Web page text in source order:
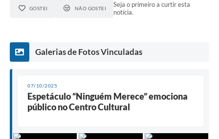
GOSTEI NÃO GOSTEI
Seja o primeiro a curtir esta
notícia.
Galerias de Fotos Vinculadas
07/10/2025
Espetáculo “Ninguém Merece” emociona
público no Centro Cultural